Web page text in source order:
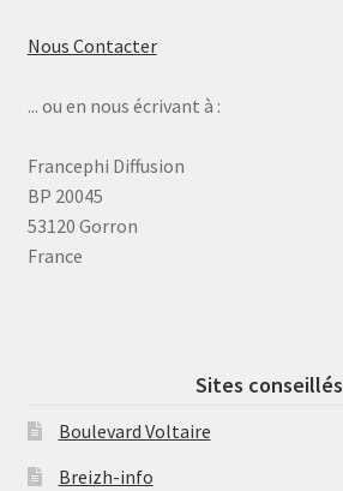
Nous Contacter
... ou en nous écrivant à :
Francephi Diffusion
BP 20045
53120 Gorron
France
Sites conseillés
Boulevard Voltaire
Breizh-info